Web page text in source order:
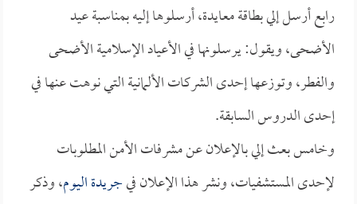
رابع أرسل إلي بطاقة معايدة، أرسلوها إليه بمناسبة عيد
الأضحى، ويقول: يرسلونها في الأعياد الإسلامية الأضحى
والفطر، وتوزعها إحدى الشركات الألمانية التي نوهت عنها في
إحدى الدروس السابقة.
وخامس بعث إلي بالإعلان عن مشرفات الأمن المطلوبات
لإحدى المستشفيات، ونشر هذا الإعلان فيجريدة اليوم، وذكر